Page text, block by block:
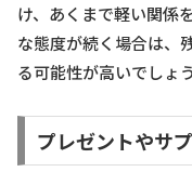
け、あくまで軽い関係
な態度が続く場合は、
る可能性が高いでしょう
プレゼントやサ